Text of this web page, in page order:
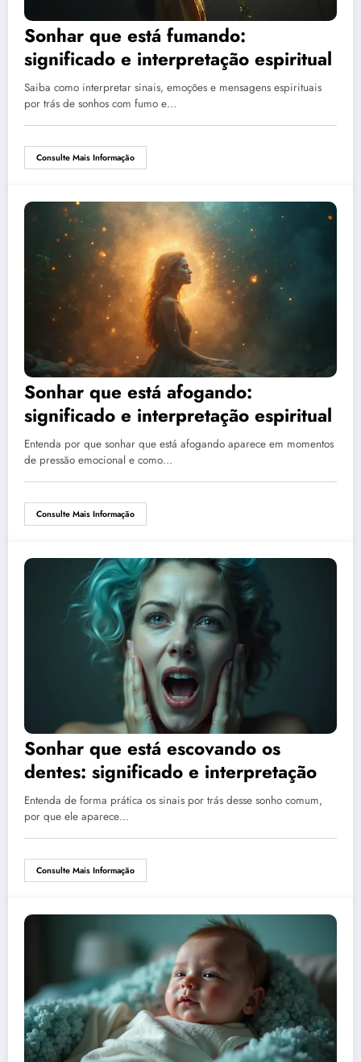
Sonhar que está fumando:
significado e interpretação espiritual
Saiba como interpretar sinais, emoções e mensagens espirituais
por trás de sonhos com fumo e…
Consulte Mais Informação
Sonhar que está afogando:
significado e interpretação espiritual
Entenda por que sonhar que está afogando aparece em momentos
de pressão emocional e como…
Consulte Mais Informação
Sonhar que está escovando os
dentes: significado e interpretação
Entenda de forma prática os sinais por trás desse sonho comum,
por que ele aparece…
Consulte Mais Informação